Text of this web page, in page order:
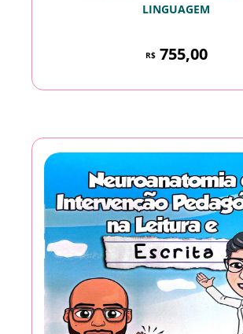
LINGUAGEM
R$755,00